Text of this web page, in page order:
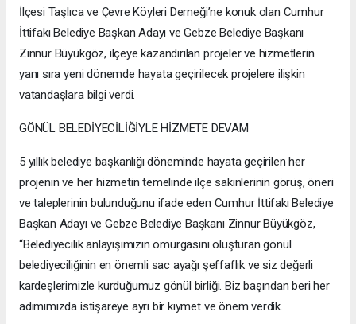
İlçesi Taşlıca ve Çevre Köyleri Derneği’ne konuk olan Cumhur
İttifakı Belediye Başkan Adayı ve Gebze Belediye Başkanı
Zinnur Büyükgöz, ilçeye kazandırılan projeler ve hizmetlerin
yanı sıra yeni dönemde hayata geçirilecek projelere ilişkin
vatandaşlara bilgi verdi.
GÖNÜL BELEDİYECİLİĞİYLE HİZMETE DEVAM
5 yıllık belediye başkanlığı döneminde hayata geçirilen her
projenin ve her hizmetin temelinde ilçe sakinlerinin görüş, öneri
ve taleplerinin bulunduğunu ifade eden Cumhur İttifakı Belediye
Başkan Adayı ve Gebze Belediye Başkanı Zinnur Büyükgöz,
“Belediyecilik anlayışımızın omurgasını oluşturan gönül
belediyeciliğinin en önemli sac ayağı şeffaflık ve siz değerli
kardeşlerimizle kurduğumuz gönül birliği. Biz başından beri her
adımımızda istişareye ayrı bir kıymet ve önem verdik.